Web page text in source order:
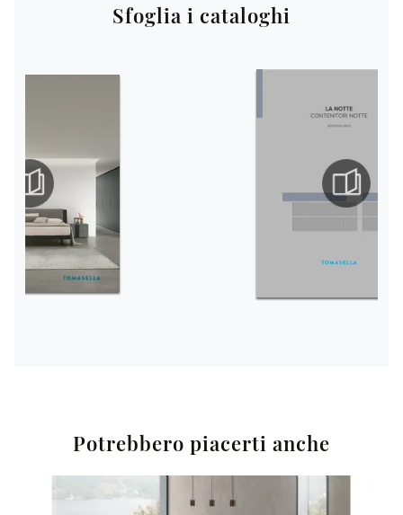
Sfoglia i cataloghi
Potrebbero piacerti anche